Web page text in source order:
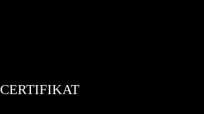
CERTIFIKAT